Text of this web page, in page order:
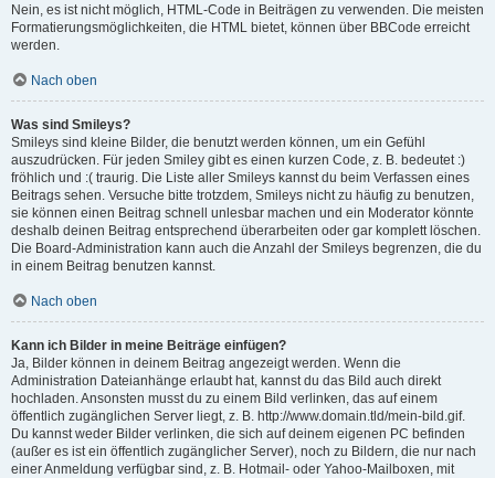
Nein, es ist nicht möglich, HTML-Code in Beiträgen zu verwenden. Die meisten
Formatierungsmöglichkeiten, die HTML bietet, können über BBCode erreicht
werden.
Nach oben
Was sind Smileys?
Smileys sind kleine Bilder, die benutzt werden können, um ein Gefühl
auszudrücken. Für jeden Smiley gibt es einen kurzen Code, z. B. bedeutet :)
fröhlich und :( traurig. Die Liste aller Smileys kannst du beim Verfassen eines
Beitrags sehen. Versuche bitte trotzdem, Smileys nicht zu häufig zu benutzen,
sie können einen Beitrag schnell unlesbar machen und ein Moderator könnte
deshalb deinen Beitrag entsprechend überarbeiten oder gar komplett löschen.
Die Board-Administration kann auch die Anzahl der Smileys begrenzen, die du
in einem Beitrag benutzen kannst.
Nach oben
Kann ich Bilder in meine Beiträge einfügen?
Ja, Bilder können in deinem Beitrag angezeigt werden. Wenn die
Administration Dateianhänge erlaubt hat, kannst du das Bild auch direkt
hochladen. Ansonsten musst du zu einem Bild verlinken, das auf einem
öffentlich zugänglichen Server liegt, z. B. http://www.domain.tld/mein-bild.gif.
Du kannst weder Bilder verlinken, die sich auf deinem eigenen PC befinden
(außer es ist ein öffentlich zugänglicher Server), noch zu Bildern, die nur nach
einer Anmeldung verfügbar sind, z. B. Hotmail- oder Yahoo-Mailboxen, mit